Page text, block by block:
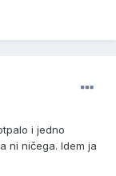
i jedno
ni ničega. Idem ja